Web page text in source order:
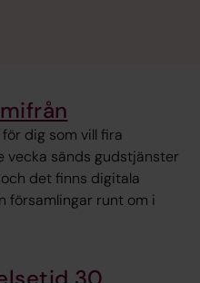
dig som vill fira
vecka sänds gudstjänster
det finns digitala
församlingar runt om i